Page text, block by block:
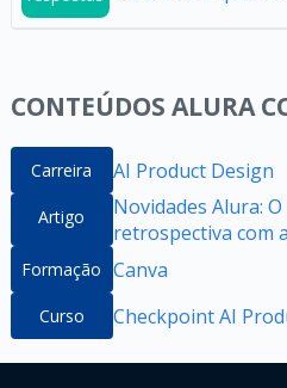
CONTEÚDOS ALURA
Carreira AI Product Design
Artigo
Novidades Alura:
retrospectiva com
Formação Canva
Curso Checkpoint AI